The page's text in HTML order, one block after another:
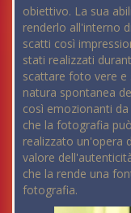
obiettivo. La sua
renderlo all'interno
scatti così
stati realizzati
scattare foto vere e
natura spontanea
così emozionanti
che la fotografia
realizzato un'opera
valore
che la rende una
fotografia.